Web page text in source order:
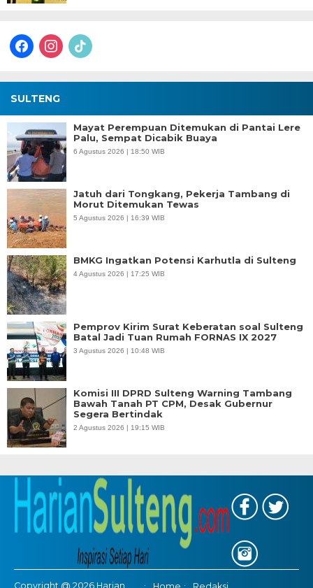
facebookinstagram
tiktok
SULTENG
Mayat Perempuan Ditemukan di Pantai Lere
Palu, Sempat Dicabik Buaya
6 Agustus 2026 | 18:50 WIB
Jatuh dari Tongkang, Pekerja Tambang di
Morut Ditemukan Tewas
5 Agustus 2026 | 16:39 WIB
BMKG Ingatkan Potensi Karhutla di Sulteng
4 Agustus 2026 | 17:25 WIB
Pemprov Kirim Surat Keberatan soal Sulteng
Batal Jadi Tuan Rumah FORNAS IX 2027
3 Agustus 2026 | 10:48 WIB
Komisi III DPRD Sulteng Warning Tambang
Bawah Tanah PT CPM, Desak Gubernur
Segera Bertindak
2 Agustus 2026 | 19:15 WIB
Copyright @ 2026 Harian